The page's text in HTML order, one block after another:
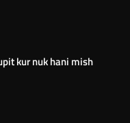
kur nuk hani mish